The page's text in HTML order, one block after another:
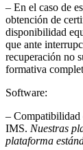
– En el caso de
obtención de
disponibilidad
que ante
recuperación no
formativa
Software:
– Compatibilidad
IMS. Nuestras
plataforma